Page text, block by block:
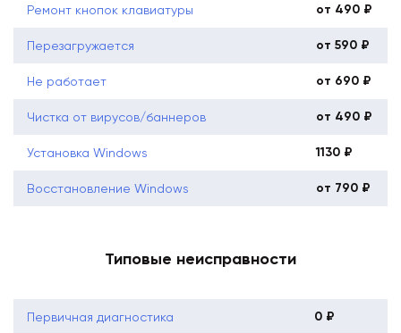
Ремонт кнопок клавиатуры от 490 ₽
Перезагружается от 590 ₽
Не работает от 690 ₽
Чистка от вирусов/баннеров от 490 ₽
Установка Windows 1130 ₽
Восстановление Windows от 790 ₽
Типовые неисправности
Первичная диагностика 0 ₽